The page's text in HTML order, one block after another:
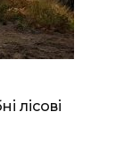
лісові